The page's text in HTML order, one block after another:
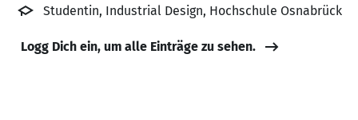
Studentin, Industrial Design, Hochschule Osnabrück
Logg Dich ein, um alle Einträge zu sehen.